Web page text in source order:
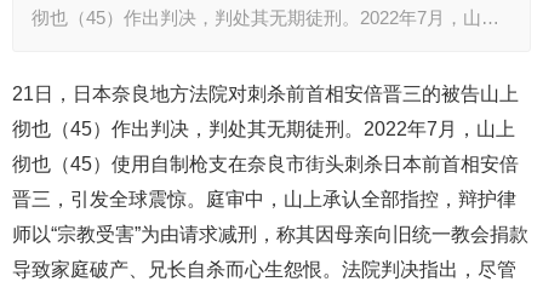
彻也（45）作出判决，判处其无期徒刑。2022年7月，山…
21日，日本奈良地方法院对刺杀前首相安倍晋三的被告山上
彻也（45）作出判决，判处其无期徒刑。2022年7月，山上
彻也（45）使用自制枪支在奈良市街头刺杀日本前首相安倍
晋三，引发全球震惊。庭审中，山上承认全部指控，辩护律
师以“宗教受害”为由请求减刑，称其因母亲向旧统一教会捐款
导致家庭破产、兄长自杀而心生怨恨。法院判决指出，尽管